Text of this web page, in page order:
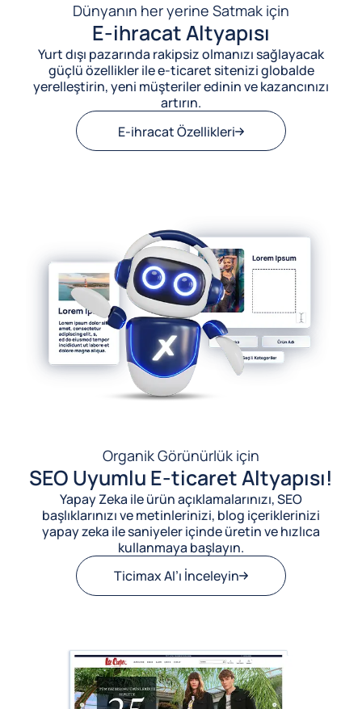
Dünyanın her yerine Satmak için
E-ihracat Altyapısı
Yurt dışı pazarında rakipsiz olmanızı sağlayacak
güçlü özellikler ile e-ticaret sitenizi globalde
yerelleştirin, yeni müşteriler edinin ve kazancınızı
artırın.
E-ihracat Özellikleri
Organik Görünürlük için
SEO Uyumlu E-ticaret Altyapısı!
Yapay Zeka ile ürün açıklamalarınızı, SEO
başlıklarınızı ve metinlerinizi, blog içeriklerinizi
yapay zeka ile saniyeler içinde üretin ve hızlıca
kullanmaya başlayın.
Ticimax AI’ı İnceleyin